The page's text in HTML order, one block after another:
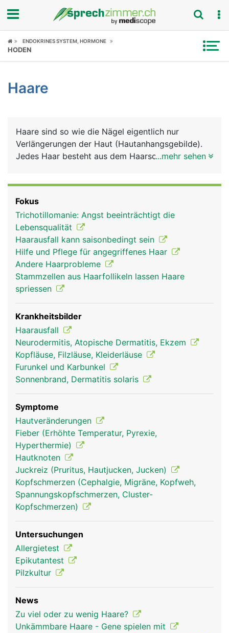
Fokus
Symptome
News
Rubriken
ENDOKRINES SYSTEM, HORMONE
HODEN
Haare
Haare sind so wie die Nägel eigentlich nur
Verlängerungen der Haut (Hautanhangsgebilde).
Jedes Haar besteht aus dem Haarschaft und der
die feinste Haarbewegungen registrieren. Die
Haarwurzel bildet an ihrem unteren Ende eine
knollige Verdickung, die Haarzwiebel. Dort
befindet sich auch die gut durchblutete
Haarpapille, die das Haar mit Nährstoffen versorgt
und so zum Wachsen bringt. Zu jedem Haarfollikel
gehört ein kleiner Muskel, der das Haar bei Kälte
oder Stress aufrichtet ("Gänsehaut"). Die Körper-
und Kopfhaare dienen zum Schutz vor Kälte und
Sonneneinstrahlung. Die Augenbrauen und
Wimpern schützen die Augen vor äusseren
Einflüssen und die Nasenhaare fangen kleine
Partikel (z.B. Staub) ab, damit sie nicht eingeatmet
werden.
Haare Mann
...mehr sehen
Fokus
Trichotillomanie: Angst beeinträchtigt die
Lebensqualität
Haarausfall kann saisonbedingt sein
Hilfe und Pflege für angegriffenes Haar
Andere Haarprobleme
Stammzellen aus Haarfollikeln lassen Haare
spriessen
Krankheitsbilder
Haarausfall
Neurodermitis, Atopische Dermatitis, Ekzem
Kopfläuse, Filzläuse, Kleiderläuse
Furunkel und Karbunkel
Sonnenbrand, Dermatitis solaris
Symptome
Hautveränderungen
Fieber (Erhöhte Temperatur, Pyrexie,
Hyperthermie)
Hautknoten
Juckreiz (Pruritus, Hautjucken, Jucken)
Kopfschmerzen (Cephalgie, Migräne, Kopfweh,
Spannungskopfschmerzen, Cluster-
Kopfschmerzen)
Untersuchungen
Allergietest
Epikutantest
Pilzkultur
News
Zu viel oder zu wenig Haare?
Unkämmbare Haare - Gene spielen mit